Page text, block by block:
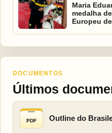
Maria
medalha
Europeu
DOCUMENTOS
Últimos
PDF Outline do